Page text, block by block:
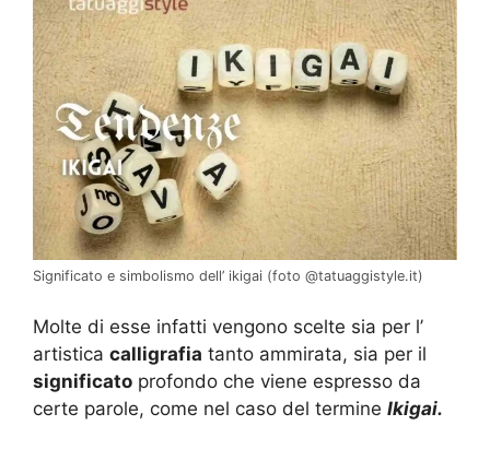
Significato e simbolismo dell’ ikigai (foto @tatuaggistyle.it)
Molte di esse infatti vengono scelte sia per l’
artistica calligrafia tanto ammirata, sia per il
significato profondo che viene espresso da
certe parole, come nel caso del termine Ikigai.